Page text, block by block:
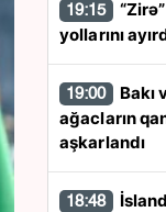
19:15
yollarını
19:00
ağacların
aşkarlandı
18:48